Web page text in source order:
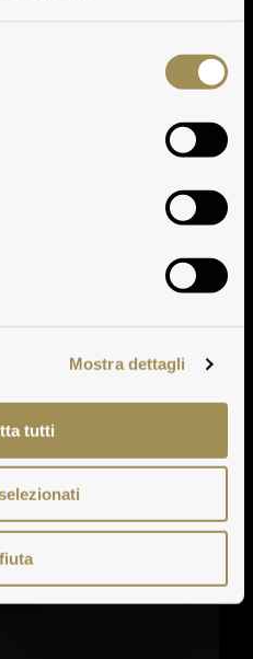
Mostra dettagli
tutti
Antinori